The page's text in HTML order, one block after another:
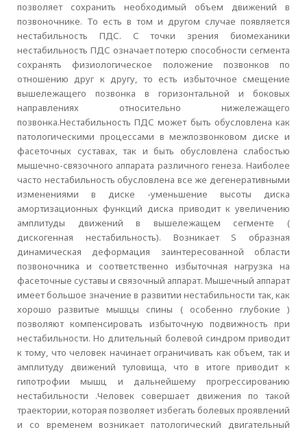
позволяет сохранить необходимый объем движений в
позвоночнике. То есть в том и другом случае появляется
нестабильность ПДС. С точки зрения биомеханики
нестабильность ПДС означает потерю способности сегмента
сохранять физиологическое положение позвонков по
отношению друг к другу, то есть избыточное смещение
вышележащего позвонка в горизонтальной и боковых
направлениях относительно нижележащего
позвонка.Нестабильность ПДС может быть обусловлена как
патологическими процессами в межпозвонковом диске и
фасеточных суставах, так и быть обусловлена слабостью
мышечно-связочного аппарата различного генеза. Наиболее
часто нестабильность обусловлена все же дегенеративными
изменениями в диске -уменьшение высоты диска
амортизационных функций диска приводит к увеличению
амплитуды движений в вышележащем сегменте (
дискогенная нестабильность). Возникает S образная
динамическая деформация заинтересованной области
позвоночника и соответственно избыточная нагрузка на
фасеточные суставы и связочный аппарат. Мышечный аппарат
имеет большое значение в развитии нестабильности так, как
хорошо развитые мышцы спины ( особенно глубокие )
позволяют компенсировать избыточную подвижность при
нестабильности. Но длительный болевой синдром приводит
к тому, что человек начинает ограничивать как объем, так и
амплитуду движений туловища, что в итоге приводит к
гипотрофии мышц и дальнейшему прогрессированию
нестабильности .Человек совершает движения по такой
траектории, которая позволяет избегать болевых проявлений
и со временем возникает патологический двигательный